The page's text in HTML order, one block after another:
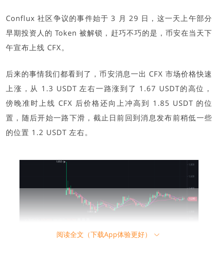
Conflux 社区争议的事件始于 3 月 29 日，这一天上午部分
早期投资人的 Token 被解锁，赶巧不巧的是，币安在当天下
午宣布上线 CFX。
后来的事情我们都看到了，币安消息一出 CFX 市场价格快速
上涨，从 1.3 USDT 左右一路涨到了 1.67 USDT的高位，
傍晚准时上线 CFX 后价格还向上冲高到 1.85 USDT 的位
置，随后开始一路下滑，截止日前回到消息发布前稍低一些
的位置 1.2 USDT 左右。
阅读全文（下载App体验更好）